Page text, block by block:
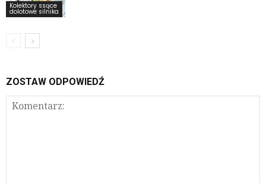
Kolektory ssące
dolotowe silnika
ZOSTAW ODPOWIEDŹ